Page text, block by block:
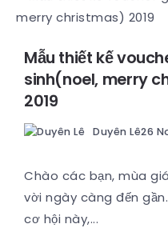
Mẫu thiết kế
sinh(noel, merry
2019
Duyên Lê26
Chào các bạn, mùa
vời ngày càng đến
cơ hội này,...